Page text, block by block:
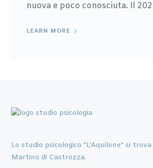
nuova e poco conosciuta. Il
LEARN MORE
Lo studio psicologico "L'Aquilone" si
Martino di Castrozza.